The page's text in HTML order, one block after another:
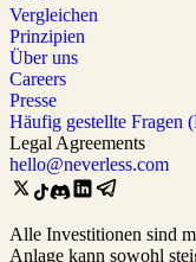
Vergleichen
Prinzipien
Über uns
Careers
Presse
Häufig gestellte Fragen
Legal Agreements
hello@neverless.com
Alle Investitionen sind
Anlage kann sowohl